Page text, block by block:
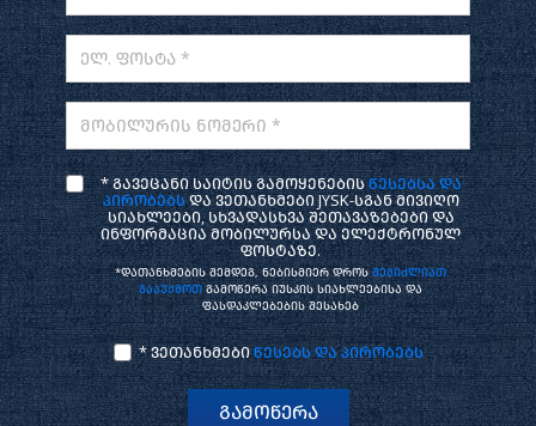
ელ. ფოსტა *
მობილურის ნომერი *
* გავეცანი საიტის გამოყენებისწესებსა და
პირობებსდა ვეთანხმები JYSK-სგან მივიღო
სიახლეები, სხვადასხვა შეთავაზებები და
ინფორმაცია მობილურსა და ელექტრონულ
ფოსტაზე.
*დათანხმების შემდეგ, ნებისმიერ დროს შეგიძლიათ
გააუქმოთგამოწერა იუსკის სიახლეებისა და
ფასდაკლებების შესახებ
* ვეთანხმები წესებს და პირობებს
გამოწერა